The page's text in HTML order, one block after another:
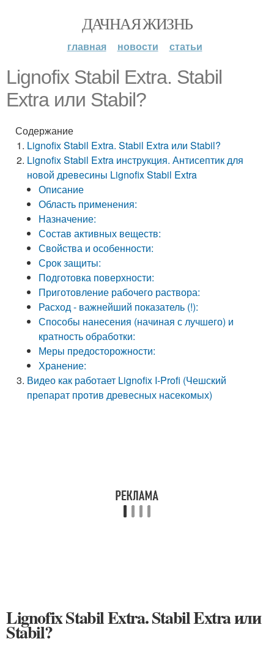
ДАЧНАЯ ЖИЗНЬ
главная новости статьи
Lignofix Stabil Extra. Stabil
Extra или Stabil?
Содержание
Lignofix Stabil Extra. Stabil Extra или Stabil?
Lignofix Stabil Extra инструкция. Антисептик для
новой древесины Lignofix Stabil Extra
Описание
Область применения:
Назначение:
Состав активных веществ:
Свойства и особенности:
Срок защиты:
Подготовка поверхности:
Приготовление рабочего раствора:
Расход - важнейший показатель (!):
Способы нанесения (начиная с лучшего) и
кратность обработки:
Меры предосторожности:
Хранение:
Видео как работает Lignofix I-Profi (Чешский
препарат против древесных насекомых)
Lignofix Stabil Extra. Stabil Extra или
Stabil?